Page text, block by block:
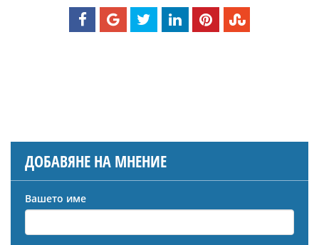
ДОБАВЯНЕ НА МНЕНИЕ
Вашето име